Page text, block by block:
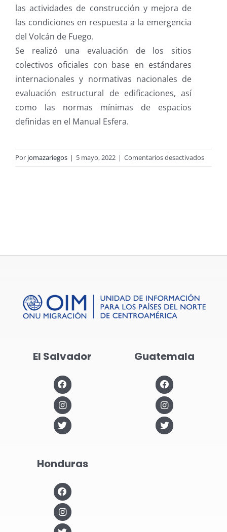
las actividades de construcción y mejora de
las condiciones en respuesta a la emergencia
del Volcán de Fuego.
Se realizó una evaluación de los sitios
colectivos oficiales con base en estándares
internacionales y normativas nacionales de
evaluación estructural de edificaciones, así
como las normas mínimas de espacios
definidas en el Manual Esfera.
Por jomazariegos | 5 mayo, 2022 | Comentarios desactivadosen
El Salvador Guatemala
Honduras